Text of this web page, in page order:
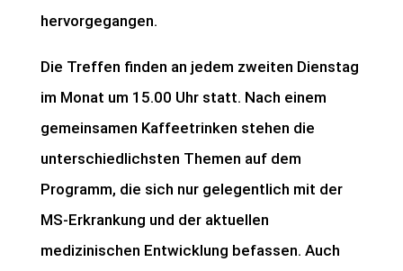
hervorgegangen.
Die Treffen finden an jedem zweiten Dienstag
im Monat um 15.00 Uhr statt. Nach einem
gemeinsamen Kaffeetrinken stehen die
unterschiedlichsten Themen auf dem
Programm, die sich nur gelegentlich mit der
MS-Erkrankung und der aktuellen
medizinischen Entwicklung befassen. Auch